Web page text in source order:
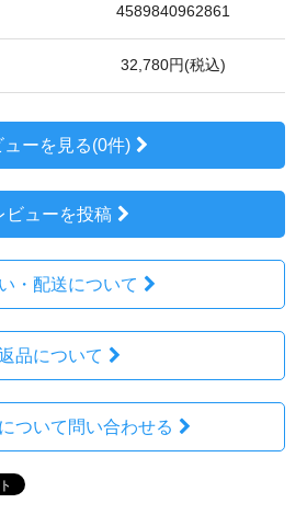
4589840962861
32,780円(税込)
ューを見る(0件)
ビューを投稿
・配送について
品について
ついて問い合わせる